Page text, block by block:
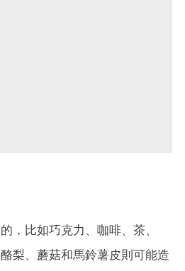
，比如巧克力、咖啡、茶、
梨、蘑菇和馬鈴薯皮則可能造